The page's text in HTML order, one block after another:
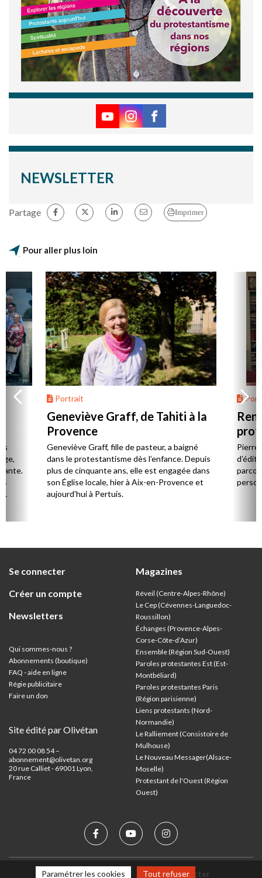
NEWSLETTER
Partage Imprimer
Pour aller plus loin
Portrait
Geneviève Graff, de Tahiti à la
Provence
Geneviève Graff, fille de pasteur, a baigné
dans le protestantisme dès l’enfance. Depuis
plus de cinquante ans, elle est engagée dans
son Église locale, hier à Aix-en-Provence et
aujourd’hui à Pertuis.
Se connecter
Créer un compte
Newsletters
Qui sommes-nous ?
Abonnements (boutique)
FAQ - aide en ligne
Régie publicitaire
Faire un don
Site édité par Olivétan
04 72 00 08 54 –
abonnement@olivetan.org
20 rue Calliet - 69001 Lyon,
France
Magazines
Réveil (Centre-Alpes-Rhône)
Le Cep (Cévennes-Languedoc-
Roussillon)
Échanges (Provence-Alpes-
Corse-Côte-d’Azur)
Ensemble (Région Sud-Ouest)
Paroles protestantes Est (Est-
Montbéliard)
Paroles protestantes Paris
(Région parisienne)
Liens protestants (Nord-
Normandie)
Le Ralliement (Consistoire de
Mulhouse)
Le Nouveau Messager(Alsace-
Moselle)
Protestant de l'Ouest (Région
Ouest)
Mentions légales Nous contacter
Paramétrer les cookies Tout refuser